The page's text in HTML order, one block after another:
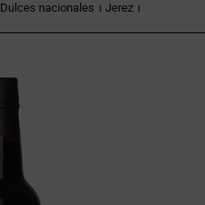
Dulces nacionales
Jerez